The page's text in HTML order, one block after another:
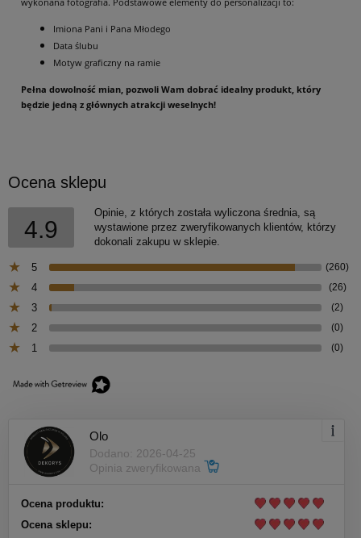
Imiona Pani i Pana Młodego
Data ślubu
Motyw graficzny na ramie
Pełna dowolność mian, pozwoli Wam dobrać idealny produkt, który
będzie jedną z głównych atrakcji weselnych!
Ocena sklepu
4.9
Opinie, z których została wyliczona średnia, są
wystawione przez zweryfikowanych klientów, którzy
dokonali zakupu w sklepie.
5 (260)
4 (26)
3 (2)
2 (0)
1 (0)
Olo
Dodano: 2026-04-25
Opinia zweryfikowana
Ocena produktu:
Ocena sklepu: